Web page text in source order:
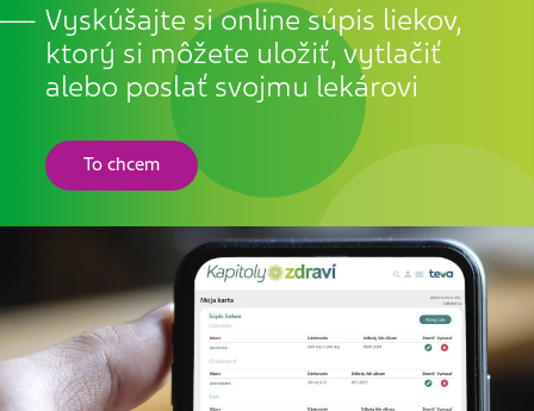
Vyskúšajte si online súpis liekov,
ktorý si môžete uložiť, vytlačiť
alebo poslať svojmu lekárovi
To chcem